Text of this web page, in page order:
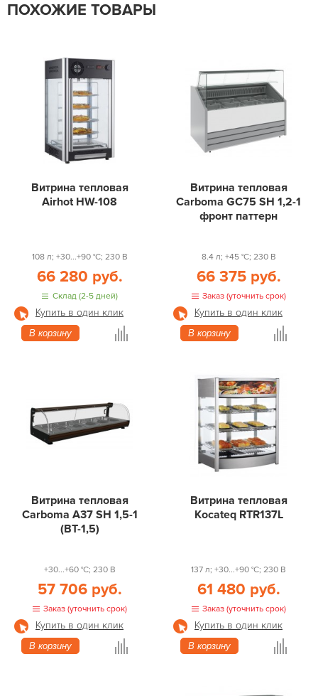
ПОХОЖИЕ ТОВАРЫ
Витрина тепловая
Airhot HW-108
108 л; +30...+90 °С; 230 В
66 280 руб.
Склад (2-5 дней)
Купить в один клик
В корзину
Витрина тепловая
Carboma GC75 SH 1,2-1
фронт паттерн
8.4 л; +45 °С; 230 В
66 375 руб.
Заказ (уточнить срок)
Купить в один клик
В корзину
Витрина тепловая
Carboma A37 SH 1,5-1
(ВТ-1,5)
+30...+60 °С; 230 В
57 706 руб.
Заказ (уточнить срок)
Купить в один клик
В корзину
Витрина тепловая
Kocateq RTR137L
137 л; +30...+90 °С; 230 В
61 480 руб.
Заказ (уточнить срок)
Купить в один клик
В корзину